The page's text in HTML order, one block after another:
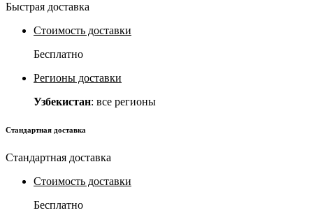
Быстрая доставка
Стоимость доставки
Бесплатно
Регионы доставки
Узбекистан: все регионы
Стандартная доставка
Стандартная доставка
Стоимость доставки
Бесплатно